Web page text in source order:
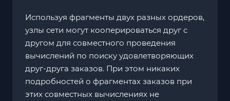
Используя фрагменты двух разных ордеров,
узлы сети могут кооперироваться друг с
другом для совместного проведения
вычислений по поиску удовлетворяющих
друг-друга заказов. При этом никаких
подробностей о фрагментах заказов при
этих совместных вычислениях не